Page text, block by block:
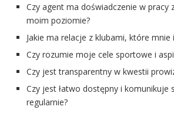
Czy agent ma doświadczenie w pracy
moim poziomie?
Jakie ma relacje z klubami, które mnie
Czy rozumie moje cele sportowe i
Czy jest transparentny w kwestii
Czy jest łatwo dostępny i komunikuje
regularnie?